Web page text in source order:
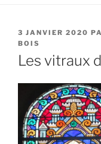
PUBLIÉ
LE
3 JANVIER 2020
BOIS
Les vitraux